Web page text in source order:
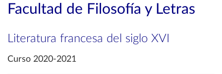
Facultad de Filosofía y Letras
Literatura francesa del siglo XVI
Curso 2020-2021